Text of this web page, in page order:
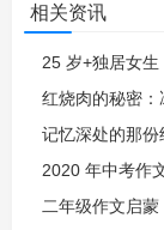
相关资讯
25 岁+独居女
2020 年中考作